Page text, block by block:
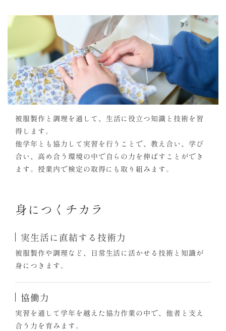
被服製作と調理を通して、生活に役立つ知識と技術を習
得します。
他学年とも協力して実習を行うことで、教え合い、学び
合い、高め合う環境の中で自らの力を伸ばすことができ
ます。授業内で検定の取得にも取り組みます。
身につくチカラ
実生活に直結する技術力
被服製作や調理など、日常生活に活かせる技術と知識が
身につきます。
協働力
実習を通して学年を越えた協力作業の中で、他者と支え
合う力を育みます。